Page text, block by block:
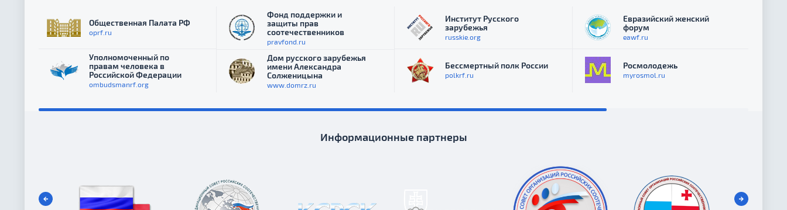
Общественная Палата РФ
oprf.ru
Уполномоченный по
правам человека в
Российской Федерации
ombudsmanrf.org
Фонд поддержки и
защиты прав
соотечественников
pravfond.ru
Дом русского зарубежья
имени Александра
Солженицына
www.domrz.ru
Институт Русского
зарубежья
russkie.org
Бессмертный полк России
polkrf.ru
Евразийский женский
форум
eawf.ru
Росмолодежь
myrosmol.ru
Информационные партнеры